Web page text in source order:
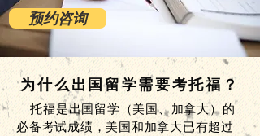
预约咨询
为什么出国留学需要考托福？
托福是出国留学（美国、加拿大）的
必备考试成绩，美国和加拿大已有超过